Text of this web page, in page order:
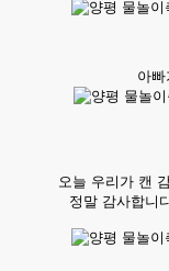
아
오늘 우리가 캔
정말 감사합니